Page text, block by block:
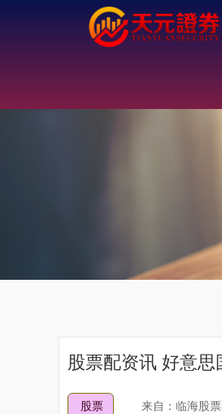
股票配资讯 好意
股票 来自：临海股